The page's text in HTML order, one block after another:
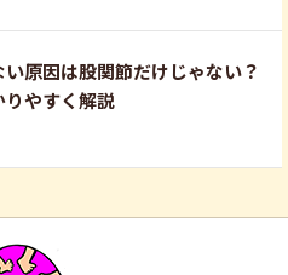
原因は股関節だけじゃない？
りやすく解説